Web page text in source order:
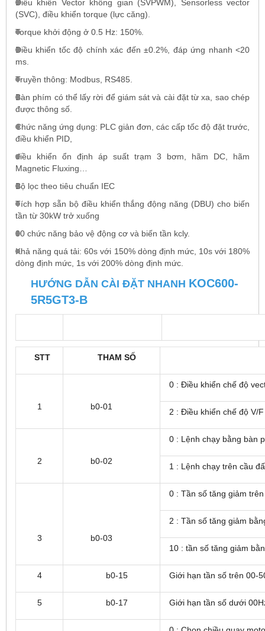
Điều khiển Vector không gian (SVPWM), Sensorless vector
(SVC), điều khiển torque (lực căng).
Torque khởi động ở 0.5 Hz: 150%.
Điều khiển tốc độ chính xác đến ±0.2%, đáp ứng nhanh <20
ms.
Truyền thông: Modbus, RS485.
Bàn phím có thể lấy rời để giám sát và cài đặt từ xa, sao chép
được thông số.
Chức năng ứng dụng: PLC giản đơn, các cấp tốc độ đặt trước,
điều khiển PID,
điều khiển ổn định áp suất trạm 3 bơm, hãm DC, hãm
Magnetic Fluxing…
Bộ lọc theo tiêu chuẩn IEC
Tích hợp sẵn bộ điều khiển thắng động năng (DBU) cho biến
tần từ 30kW trở xuống
30 chức năng bảo vệ động cơ và biến tần kcly.
Khả năng quá tải: 60s với 150% dòng định mức, 10s với 180%
dòng định mức, 1s với 200% dòng định mức.
HƯỚNG DẪN CÀI ĐẶT NHANH KOC600-
5R5GT3-B
STT THAM SỐ
1 b0-01
0 : Điều khiển chế độ
2 : Điều khiển chế độ V/F
2 b0-02
0 : Lệnh chạy bằng bàn
1 : Lệnh chạy trên cầu
3 b0-03
0 : Tần số tăng giảm
2 : Tần số tăng giảm
10 : tần số tăng giảm
4 b0-15 Giới hạn tần số trên 00-
5 b0-17 Giới hạn tần số dưới